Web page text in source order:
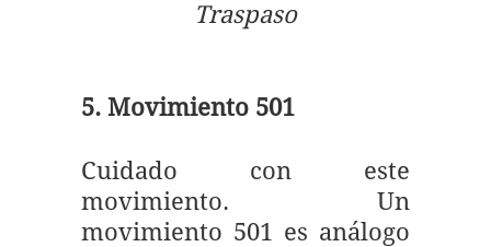
Traspaso
5. Movimiento 501
Cuidado con este
movimiento. Un
movimiento 501 es análogo